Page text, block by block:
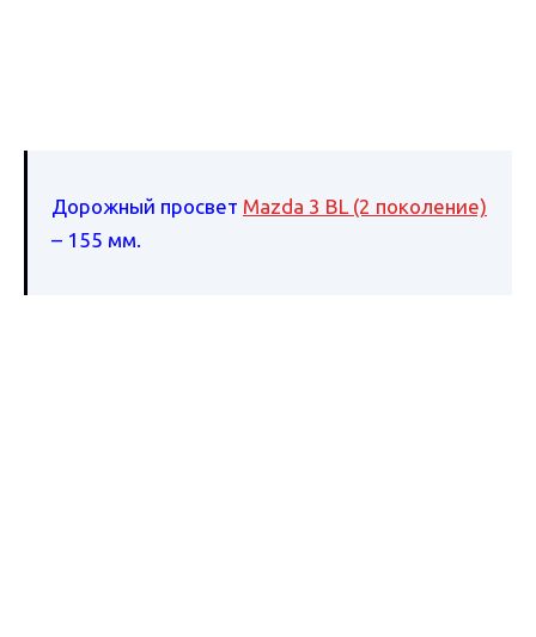
Дорожный просвет Mazda 3 BL (2 поколение)
– 155 мм.